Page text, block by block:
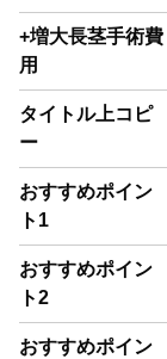
+増大長茎手術費
用
タイトル上コピ
ー
おすすめポイン
ト1
おすすめポイン
ト2
おすすめポイン